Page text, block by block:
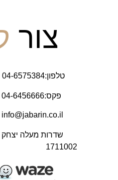
צור
טלפון:04-6575384
פקס:04-6456666
info@jabarin.co.il
1711002